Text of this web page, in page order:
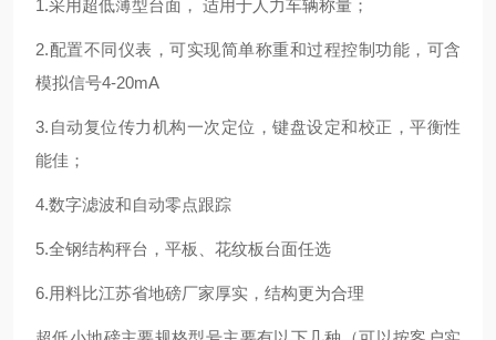
1.采用超低薄型台面， 适用于人力车辆称量；
2.配置不同仪表，可实现简单称重和过程控制功能，可含
模拟信号4-20mA
3.自动复位传力机构一次定位，键盘设定和校正，平衡性
能佳；
4.数字滤波和自动零点跟踪
5.全钢结构秤台，平板、花纹板台面任选
6.用料比江苏省地磅厂家厚实，结构更为合理